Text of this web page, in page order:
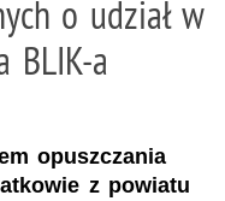
o udział w
BLIK-a
opuszczania
z powiatu